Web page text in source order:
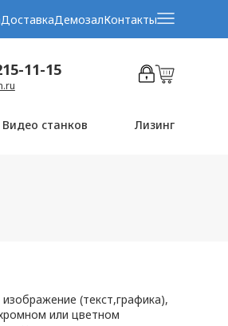
ДоставкаДемозалКонтакты
11-15
Видео станков Лизинг
(текст,графика),
или цветном